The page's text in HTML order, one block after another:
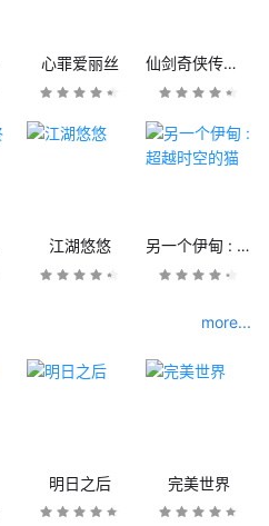
心罪爱丽丝 仙剑奇侠传九野
江湖悠悠 另一个伊甸 : 超越时空的猫
more...
明日之后 完美世界